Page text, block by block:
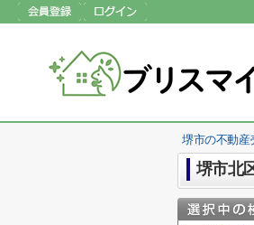
堺市の不動産
堺市北